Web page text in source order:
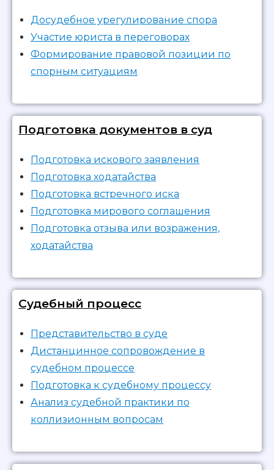
Досудебное урегулирование спора
Участие юриста в переговорах
Формирование правовой позиции по
спорным ситуациям
Подготовка документов в суд
Подготовка искового заявления
Подготовка ходатайства
Подготовка встречного иска
Подготовка мирового соглашения
Подготовка отзыва или возражения,
ходатайства
Судебный процесс
Представительство в суде
Дистанцинное сопровождение в
судебном процессе
Подготовка к судебному процессу
Анализ судебной практики по
коллизионным вопросам